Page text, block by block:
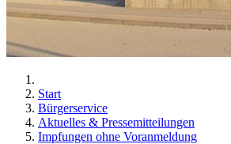
Start
Bürgerservice
Aktuelles & Pressemitteilungen
Impfungen ohne Voranmeldung